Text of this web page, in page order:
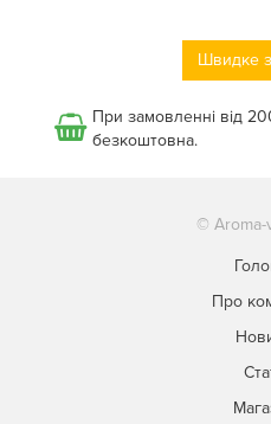
Швидке
При замовленні від
безкоштовна.
© Aroma-
Про